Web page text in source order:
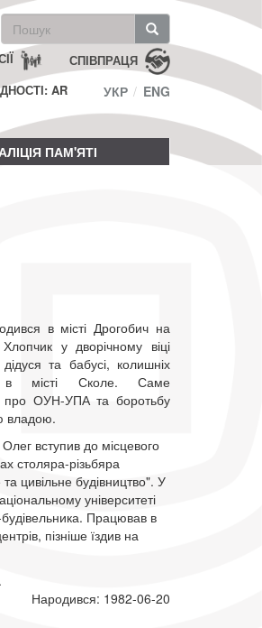
Пошукова
форма
Пошук СПІВПРАЦЯ
AR
УКР ENG
ПАМ'ЯТІ
в місті Дрогобич на
у дворічному віці
та бабусі, колишніх
в місті Сколе. Саме
про ОУН-УПА та боротьбу
владою.
вступив до місцевого
столяра-різьбяра
цивільне будівництво". У
університеті
будівельника. Працював в
пізніше їздив на
Народився: 1982-06-20